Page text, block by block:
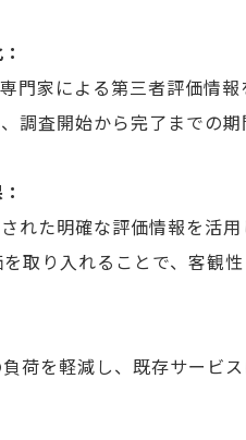
門家による第三者評価情
調査開始から完了までの
れた明確な評価情報を活
取り入れることで、客観
荷を軽減し、既存サービ